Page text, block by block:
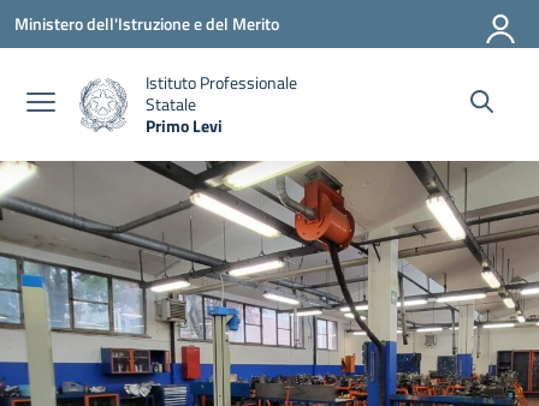
Vai ai contenuti
Vai al menu di navigazione
Vai al footer
Ministero dell'Istruzione e del Merito
Istituto Professionale
Statale
Primo Levi